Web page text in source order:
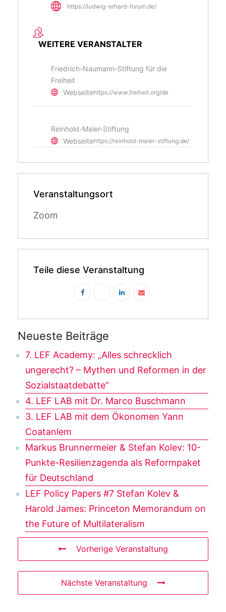
https://ludwig-erhard-forum.de/
WEITERE VERANSTALTER
Friedrich-Naumann-Stiftung für die
Freiheit
Webseitehttps://www.freiheit.org/de
Reinhold-Maier-Stiftung
Webseitehttps://reinhold-maier-stiftung.de/
Veranstaltungsort
Zoom
Teile diese Veranstaltung
Neueste Beiträge
7. LEF Academy: „Alles schrecklich
ungerecht? – Mythen und Reformen in der
Sozialstaatdebatte“
4. LEF LAB mit Dr. Marco Buschmann
3. LEF LAB mit dem Ökonomen Yann
Coatanlem
Markus Brunnermeier & Stefan Kolev: 10-
Punkte-Resilienzagenda als Reformpaket
für Deutschland
LEF Policy Papers #7 Stefan Kolev &
Harold James: Princeton Memorandum on
the Future of Multilateralism
Vorherige Veranstaltung
Nächste Veranstaltung